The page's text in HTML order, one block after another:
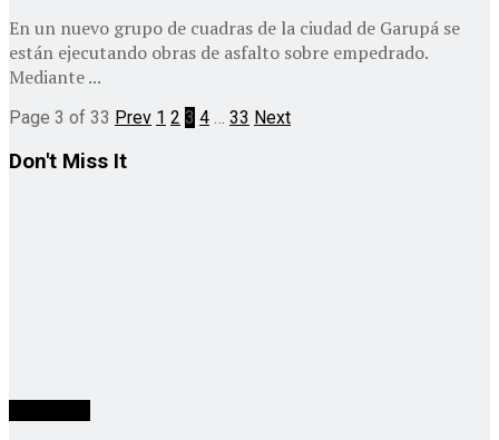
En un nuevo grupo de cuadras de la ciudad de Garupá se
están ejecutando obras de asfalto sobre empedrado.
Mediante ...
Page 3 of 33 Prev 1 2 3 4 … 33 Next
Don't Miss It